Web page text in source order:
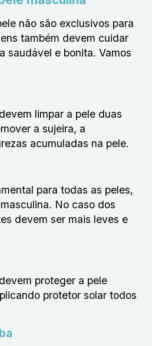
não são exclusivos para
também devem cuidar
saudável e bonita. Vamos
limpar a pele duas
a sujeira, a
acumuladas na pele.
para todas as peles,
No caso dos
devem ser mais leves e
proteger a pele
protetor solar todos